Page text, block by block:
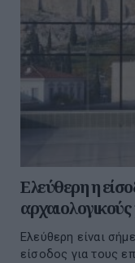
Ελεύθερη η
Ελεύθερη είναι
είσοδος για τους